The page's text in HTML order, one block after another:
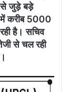
से जुड़े बड़े
में करीब 5000
है। सचिव
से चल रही